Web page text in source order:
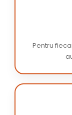
Pentru